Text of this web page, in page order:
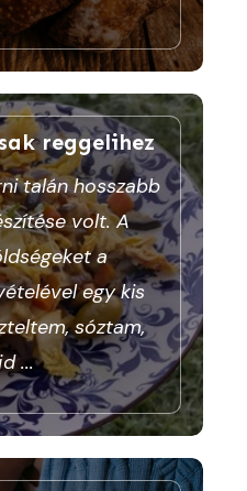
reggelihez
talán hosszabb
volt. A
a
egy kis
sóztam,
...